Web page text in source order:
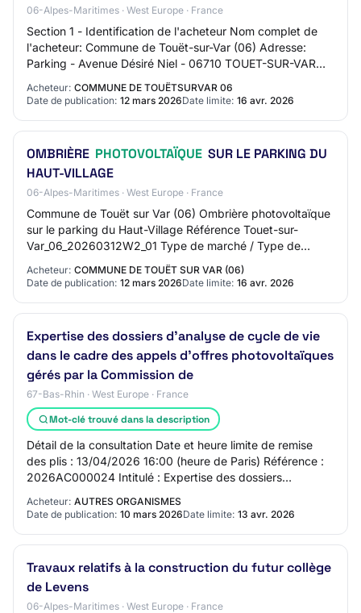
06-Alpes-Maritimes · West Europe · France
Section 1 - Identification de l'acheteur Nom complet de
l'acheteur: Commune de Touët-sur-Var (06) Adresse:
Parking - Avenue Désiré Niel - 06710 TOUET-SUR-VAR
Section 2 - Communication Nom du contact:…
Acheteur: COMMUNE DE TOUËTSURVAR 06
Date de publication: 12 mars 2026Date limite: 16 avr. 2026
OMBRIÈRE PHOTOVOLTAÏQUE SUR LE PARKING DU
HAUT-VILLAGE
06-Alpes-Maritimes · West Europe · France
Commune de Touët sur Var (06) Ombrière photovoltaïque
sur le parking du Haut-Village Référence Touet-sur-
Var_06_20260312W2_01 Type de marché / Type de
prestation Public (CT et organismes assimilés) /…
Acheteur: COMMUNE DE TOUËT SUR VAR (06)
Date de publication: 12 mars 2026Date limite: 16 avr. 2026
Expertise des dossiers d’analyse de cycle de vie
dans le cadre des appels d’offres photovoltaïques
gérés par la Commission de
67-Bas-Rhin · West Europe · France
Mot-clé trouvé dans la description
Détail de la consultation Date et heure limite de remise
des plis : 13/04/2026 16:00 (heure de Paris) Référence :
2026AC000024 Intitulé : Expertise des dossiers
Acheteur: AUTRES ORGANISMES
Date de publication: 10 mars 2026Date limite: 13 avr. 2026
Travaux relatifs à la construction du futur collège
de Levens
06-Alpes-Maritimes · West Europe · France